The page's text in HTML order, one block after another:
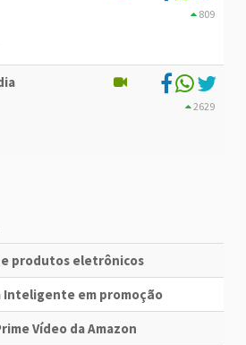
809
2629
produtos eletrônicos
Inteligente em promoção
Vídeo da Amazon